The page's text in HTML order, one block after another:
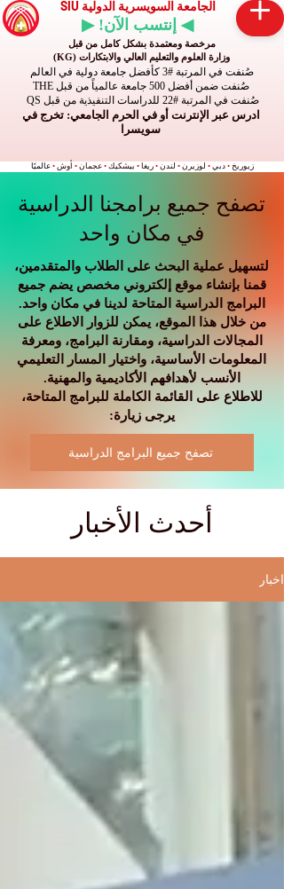
الجامعة السويسرية الدولية SIU
◀ إنتسب الآن! ▶
مرخصة ومعتمدة بشكل كامل من قبل
وزارة العلوم والتعليم العالي والابتكارات (KG)
صُنفت في المرتبة #3 كأفضل جامعة دولية في العالم
صُنفت ضمن أفضل 500 جامعة عالمياً من قبل THE
صُنفت في المرتبة #22 للدراسات التنفيذية من قبل QS
ادرس عبر الإنترنت أو في الحرم الجامعي: تخرج في
سويسرا
زيوريخ • دبي • لوزيرن • لندن • ريغا • بيشكيك • عجمان • أوش • عالميًا
تصفح جميع برامجنا الدراسية
في مكان واحد
لتسهيل عملية البحث على الطلاب والمتقدمين،
قمنا بإنشاء موقع إلكتروني مخصص يضم جميع
البرامج الدراسية المتاحة لدينا في مكان واحد.
من خلال هذا الموقع، يمكن للزوار الاطلاع على
المجالات الدراسية، ومقارنة البرامج، ومعرفة
المعلومات الأساسية، واختيار المسار التعليمي
الأنسب لأهدافهم الأكاديمية والمهنية.
للاطلاع على القائمة الكاملة للبرامج المتاحة،
يرجى زيارة:
تصفح جميع البرامج الدراسية
أحدث الأخبار
اخبار